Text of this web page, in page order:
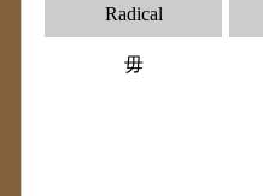
Radical
毋